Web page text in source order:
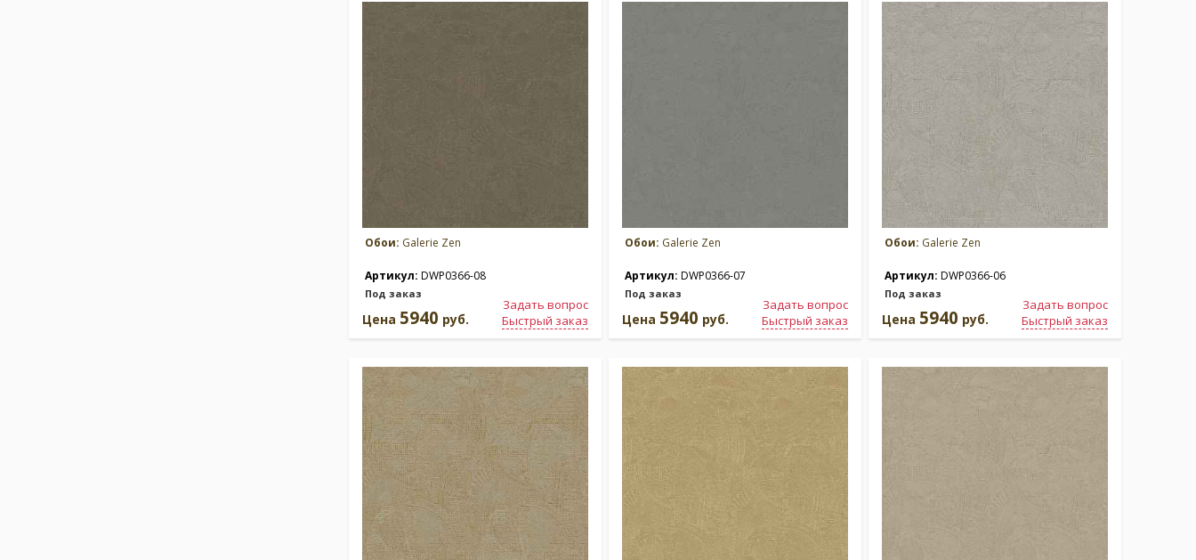
Обои: Galerie Zen
Артикул: DWP0366-08
Под заказ
Задать вопрос
Быстрый заказ
Цена 5940 руб.
Обои: Galerie Zen
Артикул: DWP0366-07
Под заказ
Задать вопрос
Быстрый заказ
Цена 5940 руб.
Обои: Galerie Zen
Артикул: DWP0366-06
Под заказ
Задать вопрос
Быстрый заказ
Цена 5940 руб.